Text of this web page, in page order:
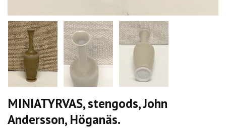
MINIATYRVAS, stengods, John
Andersson, Höganäs.